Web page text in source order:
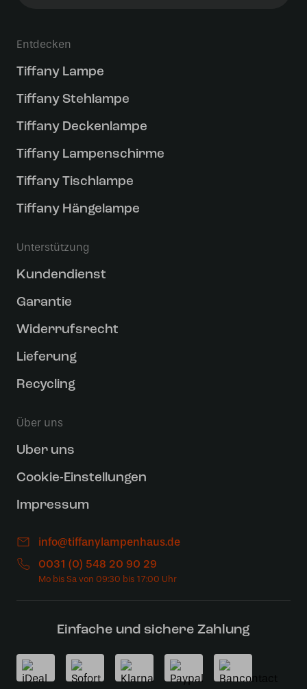
Entdecken
Tiffany Lampe
Tiffany Stehlampe
Tiffany Deckenlampe
Tiffany Lampenschirme
Tiffany Tischlampe
Tiffany Hängelampe
Unterstützung
Kundendienst
Garantie
Widerrufsrecht
Lieferung
Recycling
Über uns
Uber uns
Cookie-Einstellungen
Impressum
info@tiffanylampenhaus.de
0031 (0) 548 20 90 29
Einfache und sichere Zahlung